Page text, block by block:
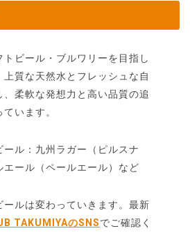
ビール・ブルワリーを目指し
質な天然水とフレッシュな自
柔軟な発想力と高い品質の追
います。
ル：九州ラガー（ピルスナ
エール（ペールエール）など
ールは変わっていきます。最新
TAKUMIYAのSNSでご確認く